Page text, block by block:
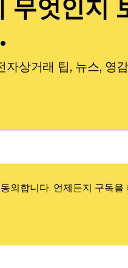
무엇인지
자상거래 팁, 뉴스, 영
의합니다. 언제든지 구독을